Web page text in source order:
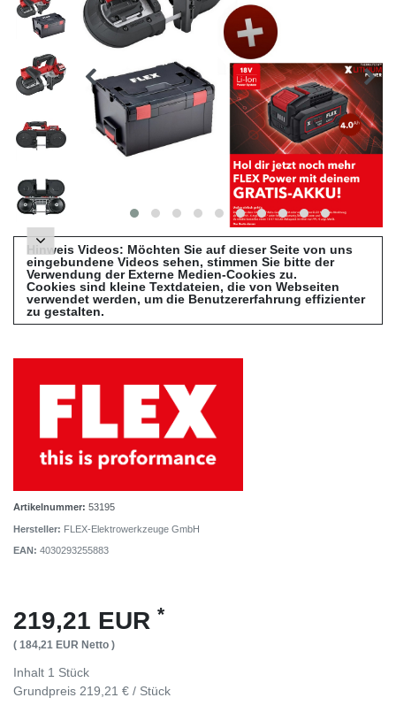
Hinweis Videos: Möchten Sie auf dieser Seite von uns
eingebundene Videos sehen, stimmen Sie bitte der
Verwendung der Externe Medien-Cookies zu.
Cookies sind kleine Textdateien, die von Webseiten
verwendet werden, um die Benutzererfahrung effizienter
zu gestalten.
Artikelnummer: 53195
Hersteller: FLEX-Elektrowerkzeuge GmbH
EAN: 4030293255883
219,21 EUR *
( 184,21 EUR Netto )
Inhalt 1 Stück
Grundpreis 219,21 € / Stück